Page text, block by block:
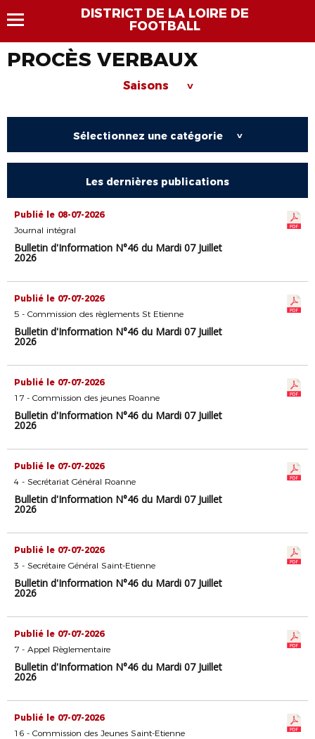
DISTRICT DE LA LOIRE DE
FOOTBALL
PROCÈS VERBAUX
Saisons >
Sélectionnez une catégorie >
Les dernières publications
Publié le 08-07-2026
Journal intégral
Bulletin d'Information N°46 du Mardi 07 Juillet
2026
Publié le 07-07-2026
5 - Commission des règlements St Etienne
Bulletin d'Information N°46 du Mardi 07 Juillet
2026
Publié le 07-07-2026
17 - Commission des jeunes Roanne
Bulletin d'Information N°46 du Mardi 07 Juillet
2026
Publié le 07-07-2026
4 - Secrétariat Général Roanne
Bulletin d'Information N°46 du Mardi 07 Juillet
2026
Publié le 07-07-2026
3 - Secrétaire Général Saint-Etienne
Bulletin d'Information N°46 du Mardi 07 Juillet
2026
Publié le 07-07-2026
7 - Appel Règlementaire
Bulletin d'Information N°46 du Mardi 07 Juillet
2026
Publié le 07-07-2026
16 - Commission des Jeunes Saint-Etienne